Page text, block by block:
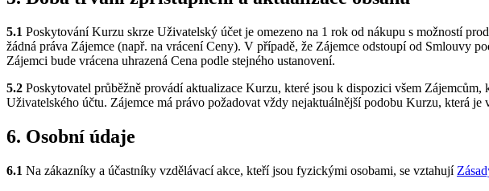
5.1 Poskytování Kurzu skrze Uživatelský účet je omezeno na 1 rok od nákupu s možností
žádná práva Zájemce (např. na vrácení Ceny). V případě, že Zájemce odstoupí od Smlouvy
Zájemci bude vrácena uhrazená Cena podle stejného ustanovení.
5.2 Poskytovatel průběžně provádí aktualizace Kurzu, které jsou k dispozici všem
Uživatelského účtu. Zájemce má právo požadovat vždy nejaktuálnější podobu Kurzu, která
6. Osobní údaje
6.1 Na zákazníky a účastníky vzdělávací akce, kteří jsou fyzickými osobami, se vztahují